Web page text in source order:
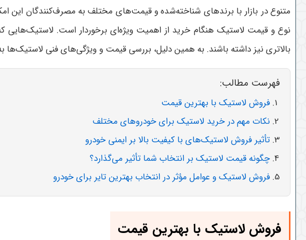
متنوع در بازار با برندهای شناخته‌شده و قیمت‌های مختلف به مصرف‌کنندگان این
نوع و قیمت لاستیک هنگام خرید از اهمیت ویژه‌ای برخوردار است. لاستیک‌هایی
بالاتری نیز داشته باشند. به همین دلیل، بررسی قیمت و ویژگی‌های فنی لاستیک‌ها
فهرست مطالب:
فروش لاستیک با بهترین قیمت
نکات مهم در خرید لاستیک برای خودروهای مختلف
تأثیر فروش لاستیک‌های با کیفیت بالا بر ایمنی خودرو
چگونه قیمت لاستیک بر انتخاب شما تأثیر می‌گذارد؟
فروش لاستیک و عوامل مؤثر در انتخاب بهترین تایر برای خودرو
فروش لاستیک با بهترین قیمت